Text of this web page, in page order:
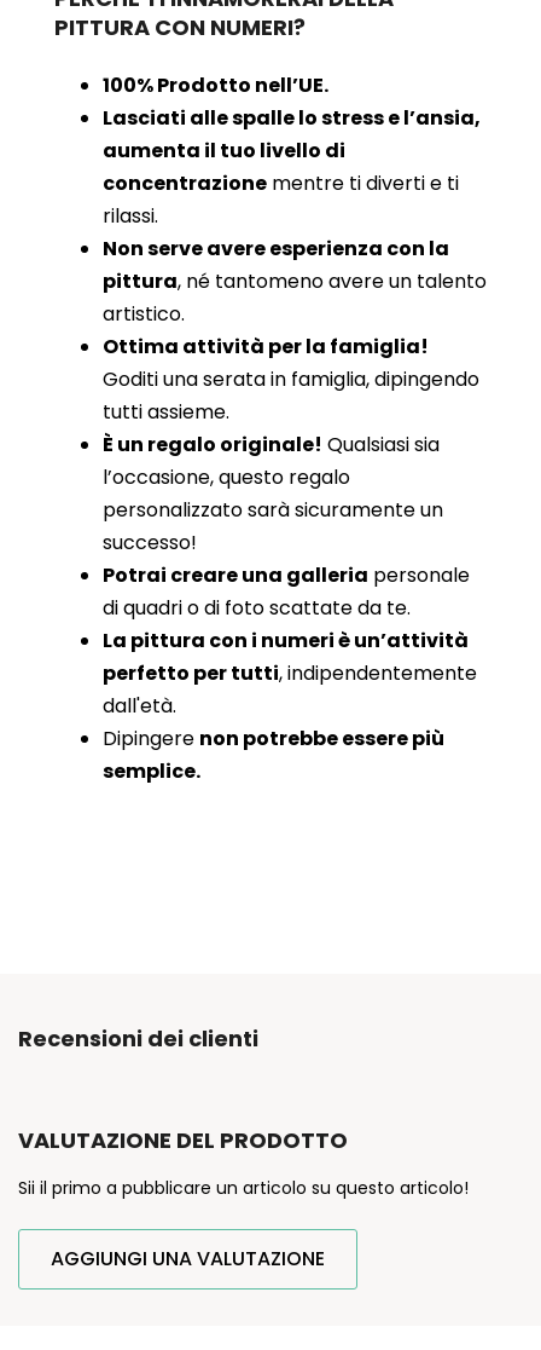
PITTURA CON NUMERI?
100% Prodotto nell’UE.
Lasciati alle spalle lo stress e l’ansia,
aumenta il tuo livello di
concentrazione mentre ti diverti e ti
rilassi.
Non serve avere esperienza con la
pittura, né tantomeno avere un talento
artistico.
Ottima attività per la famiglia!
Goditi una serata in famiglia, dipingendo
tutti assieme.
È un regalo originale! Qualsiasi sia
l’occasione, questo regalo
personalizzato sarà sicuramente un
successo!
Potrai creare una galleria personale
di quadri o di foto scattate da te.
La pittura con i numeri è un’attività
perfetto per tutti, indipendentemente
dall'età.
Dipingere non potrebbe essere più
semplice.
Recensioni dei clienti
VALUTAZIONE DEL PRODOTTO
Sii il primo a pubblicare un articolo su questo articolo!
AGGIUNGI UNA VALUTAZIONE